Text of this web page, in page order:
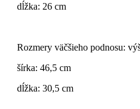
dĺžka: 26 cm
Rozmery väčšieho podnosu:
šírka: 46,5 cm
dĺžka: 30,5 cm